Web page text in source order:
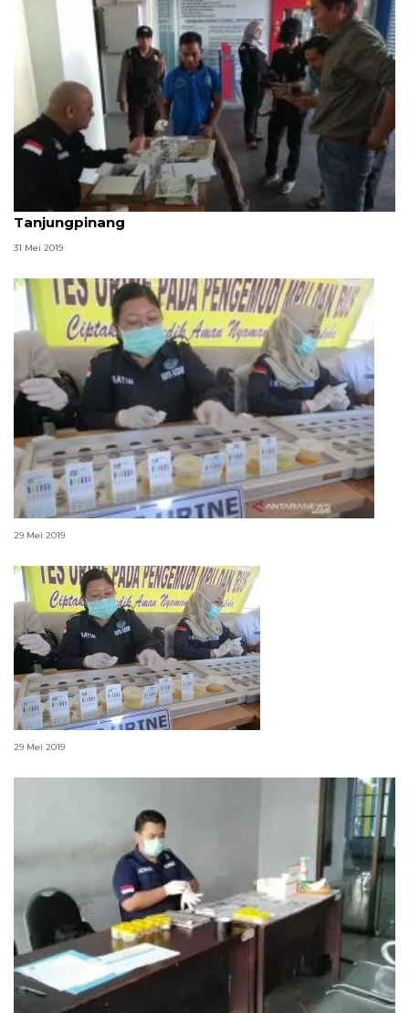
BNN tes urine nakhoda dan ABK di pelabuhan SBP
Tanjungpinang
31 Mei 2019
BNN periksa urine 49 pilot di Bandara Pekanbaru
29 Mei 2019
BNN Jambi tes urine sopir bus
29 Mei 2019